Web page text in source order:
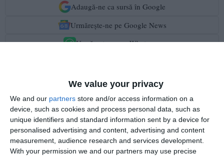
We value your privacy
We and our partners store and/or access information on a
device, such as cookies and process personal data, such as
unique identifiers and standard information sent by a device for
personalised advertising and content, advertising and content
measurement, audience research and services development.
With your permission we and our partners may use precise
Adaugă-ne ca sursă în Google
Urmărește-ne pe Google News
Urmărește-ne pe Whatsapp
Ti-a placut articolul?